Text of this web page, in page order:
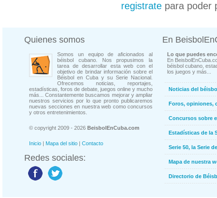
registrate para poder
Quienes somos
Somos un equipo de aficionados al
béisbol cubano. Nos propusimos la
tarea de desarrollar esta web con el
objetivo de brindar información sobre el
Béisbol en Cuba y su Serie Nacional.
Ofrecemos noticias, reportajes,
estadísticas, foros de debate, juegos online y mucho
más... Constantemente buscamos mejorar y ampliar
nuestros servicios por lo que pronto publicaremos
nuevas secciones en nuestra web como concursos
y otros entretenimientos.
© copyright 2009 - 2026 BeisbolEnCuba.com
Inicio | Mapa del sitio | Contacto
Redes sociales:
En
Lo que puedes
En
béisbol cubano,
los juegos y más...
Noticias del
Foros, opiniones,
Concursos sobre
Estadísticas de la
Serie 50, la Serie
Mapa de nuestra
Directorio de